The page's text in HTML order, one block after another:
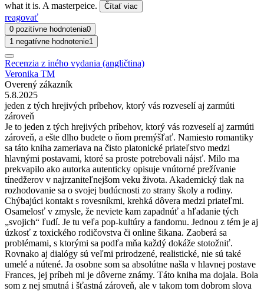
what it is. A masterpeice.
Čítať viac
reagovať
0 pozitívne hodnotenia0
1 negatívne hodnotenie1
Recenzia z iného vydania (angličtina)
Veronika TM
Overený zákazník
5.8.2025
jeden z tých hrejivých príbehov, ktorý vás rozveselí aj zarmúti
zároveň
Je to jeden z tých hrejivých príbehov, ktorý vás rozveselí aj zarmúti
zároveň, a ešte dlho budete o ňom premýšľať. Namiesto romantiky
sa táto kniha zameriava na čisto platonické priateľstvo medzi
hlavnými postavami, ktoré sa proste potrebovali nájsť. Milo ma
prekvapilo ako autorka autenticky opisuje vnútorné prežívanie
tínedžerov v najrzaniteľnejšom veku života. Akademický tlak na
rozhodovanie sa o svojej budúcnosti zo strany školy a rodiny.
Chýbajúci kontakt s rovesníkmi, krehká dôvera medzi priateľmi.
Osamelosť v zmysle, že neviete kam zapadnúť a hľadanie tých
„svojich“ ľudí. Je tu veľa pop-kultúry a fandomu. Jednou z tém je aj
úzkosť z toxického rodičovstva či online šikana. Zaoberá sa
problémami, s ktorými sa podľa mňa každý dokáže stotožniť.
Rovnako aj dialógy sú veľmi prirodzené, realistické, nie sú také
umelé a nútené. Ja osobne som sa absolútne našla v hlavnej postave
Frances, jej príbeh mi je dôverne známy. Táto kniha ma dojala. Bola
som z nej smutná i šťastná zároveň, ale v takom tom dobrom slova